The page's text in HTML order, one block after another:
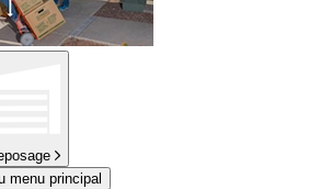
menu principal